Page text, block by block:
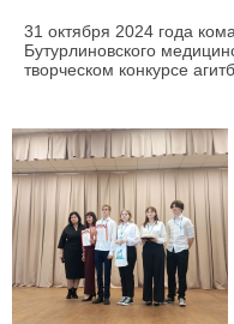
31 октября 2024 года
Бутурлиновского
творческом конкурсе